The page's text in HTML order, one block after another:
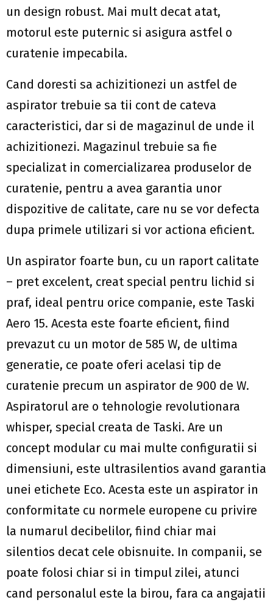
un design robust. Mai mult decat atat,
motorul este puternic si asigura astfel o
curatenie impecabila.
Cand doresti sa achizitionezi un astfel de
aspirator trebuie sa tii cont de cateva
caracteristici, dar si de magazinul de unde il
achizitionezi. Magazinul trebuie sa fie
specializat in comercializarea produselor de
curatenie, pentru a avea garantia unor
dispozitive de calitate, care nu se vor defecta
dupa primele utilizari si vor actiona eficient.
Un aspirator foarte bun, cu un raport calitate
– pret excelent, creat special pentru lichid si
praf, ideal pentru orice companie, este Taski
Aero 15. Acesta este foarte eficient, fiind
prevazut cu un motor de 585 W, de ultima
generatie, ce poate oferi acelasi tip de
curatenie precum un aspirator de 900 de W.
Aspiratorul are o tehnologie revolutionara
whisper, special creata de Taski. Are un
concept modular cu mai multe configuratii si
dimensiuni, este ultrasilentios avand garantia
unei etichete Eco. Acesta este un aspirator in
conformitate cu normele europene cu privire
la numarul decibelilor, fiind chiar mai
silentios decat cele obisnuite. In companii, se
poate folosi chiar si in timpul zilei, atunci
cand personalul este la birou, fara ca angajatii